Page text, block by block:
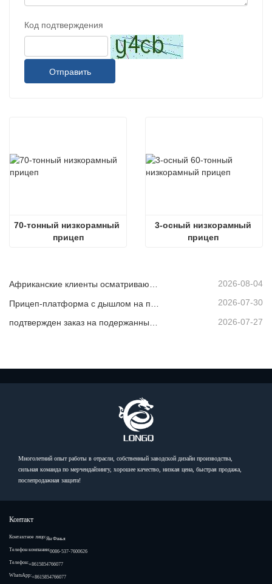
Код подтверждения
Отправить
70-тонный низкорамный
прицеп
3-осный низкорамный
прицеп
Африканские клиенты осматривают подержанные самосвалы 2026-08-04
2026-07-30
2026-07-27
Контакт
Контактное лицо:Ян Фэнья
Телефон компании:0086-537-7600626
Телефон:+8615854766077
WhatsApp:+8615854766077
Многолетний опыт работы в отрасли, собственный заводской дизайн производства,
сильная команда по мерчендайзингу, хорошее качество, низкая цена, быстрая продажа,
послепродажная защита!